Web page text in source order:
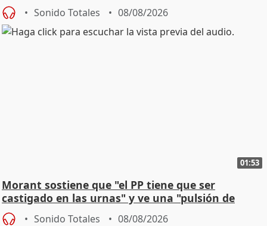
Sonido Totales 08/08/2026
01:53
Morant sostiene que "el PP tiene que ser
castigado en las urnas" y ve una "pulsión de
cambio"
Sonido Totales 08/08/2026